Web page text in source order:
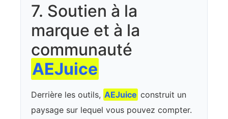
7. Soutien à la
marque et à la
communauté
AEJuice
Derrière les outils, AEJuice construit un
paysage sur lequel vous pouvez compter.